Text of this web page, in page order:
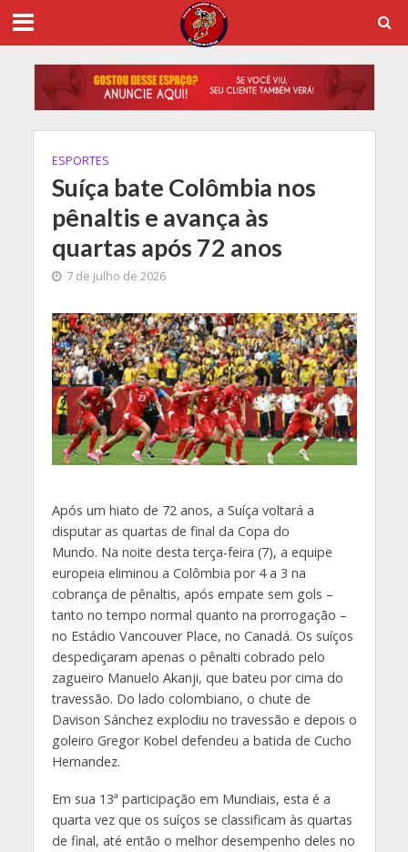
ESPORTES
Suíça bate Colômbia nos
pênaltis e avança às
quartas após 72 anos
7 de julho de 2026
Após um hiato de 72 anos, a Suíça voltará a
disputar as quartas de final da Copa do
Mundo. Na noite desta terça-feira (7), a equipe
europeia eliminou a Colômbia por 4 a 3 na
cobrança de pênaltis, após empate sem gols –
tanto no tempo normal quanto na prorrogação –
no Estádio Vancouver Place, no Canadá. Os suíços
despediçaram apenas o pênalti cobrado pelo
zagueiro Manuelo Akanji, que bateu por cima do
travessão. Do lado colombiano, o chute de
Davison Sánchez explodiu no travessão e depois o
goleiro Gregor Kobel defendeu a batida de Cucho
Hernandez.
Em sua 13ª participação em Mundiais, esta é a
quarta vez que os suíços se classificam às quartas
de final, até então o melhor desempenho deles no